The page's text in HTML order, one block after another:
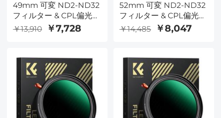
49mm 可変 ND2-ND32
フィルター & CPL偏光
フィルター, 2in1
￥13,910 ￥7,728
52mm 可変 ND2-ND32
フィルター & CPL偏光
フィルター, 2in1
￥14,485 ￥8,047